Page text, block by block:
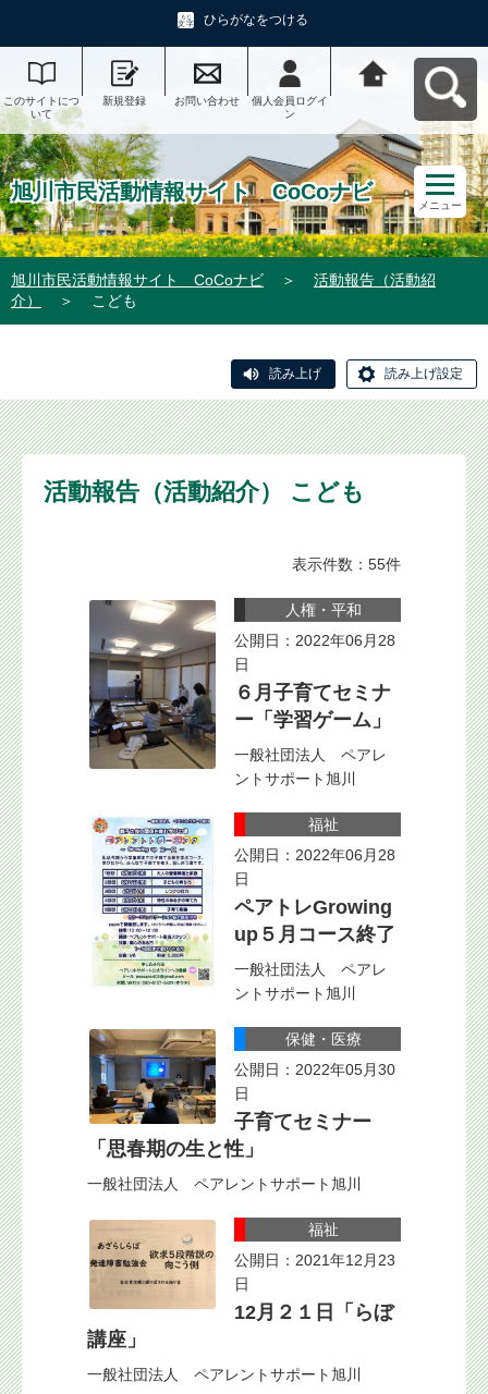
ひらがなをつける
このサイトにつ
いて
新規登録 お問い合わせ
個人会員ログイ
ン
ナビへ戻る
旭川市民活動情報サイト CoCoナビ
メニュー
旭川市民活動情報サイト CoCoナビ ＞
活動報告（活動紹
介）
＞ こども
読み上げ 読み上げ設定
活動報告（活動紹介） こども
表示件数：55件
人権・平和
公開日：2022年06月28
日
６月子育てセミナ
ー「学習ゲーム」
一般社団法人 ペアレ
ントサポート旭川
福祉
公開日：2022年06月28
日
ペアトレGrowing
up５月コース終了
一般社団法人 ペアレ
ントサポート旭川
保健・医療
公開日：2022年05月30
日
子育てセミナー
「思春期の生と性」
一般社団法人 ペアレントサポート旭川
福祉
公開日：2021年12月23
日
12月２１日「らぼ
講座」
一般社団法人 ペアレントサポート旭川